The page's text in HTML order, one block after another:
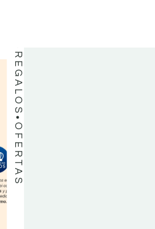
REGALOS
OFERTAS